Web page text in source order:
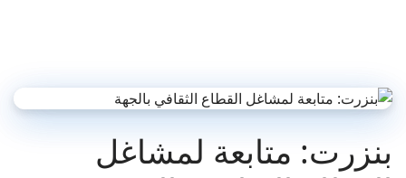
بنزرت: متابعة لمشاغل